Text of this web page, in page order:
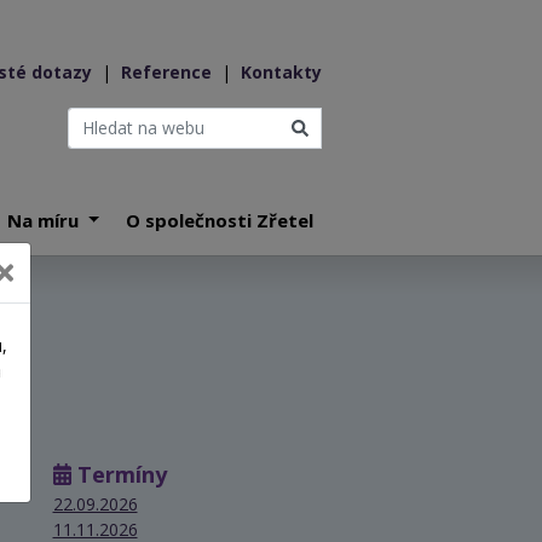
dotazy | Reference | Kontakty
Na míru O společnosti Zřetel
Termíny
22.09.2026
11.11.2026